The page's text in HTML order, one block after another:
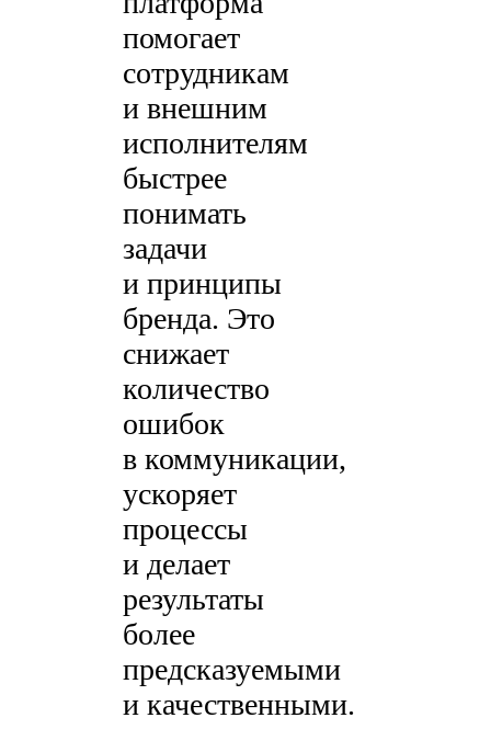
помогает
сотрудникам
и внешним
исполнителям
быстрее
понимать
задачи
и принципы
бренда. Это
снижает
количество
ошибок
в коммуникации,
ускоряет
процессы
и делает
результаты
более
предсказуемыми
и качественными.